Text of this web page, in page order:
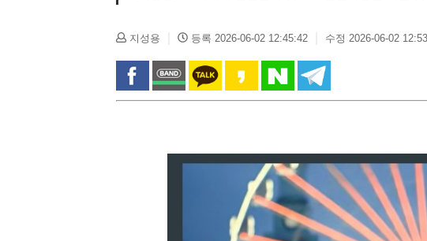
지성용 등록 2026-06-02 12:45:42 수정 2026-06-02